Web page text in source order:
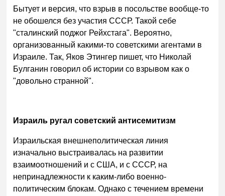
Бытует и версия, что взрыв в посольстве вообще-то
не обошелся без участия СССР. Такой себе
"сталинский поджог Рейхстага". Вероятно,
организованный какими-то советскими агентами в
Израиле. Так, Яков Этингер пишет, что Николай
Булганин говорил об истории со взрывом как о
"довольно странной".
Израиль ругал советский антисемитизм
Израильская внешнеполитическая линия
изначально выстраивалась на развитии
взаимоотношений и с США, и с СССР, на
непринадлежности к каким-либо военно-
политическим блокам. Однако с течением времени